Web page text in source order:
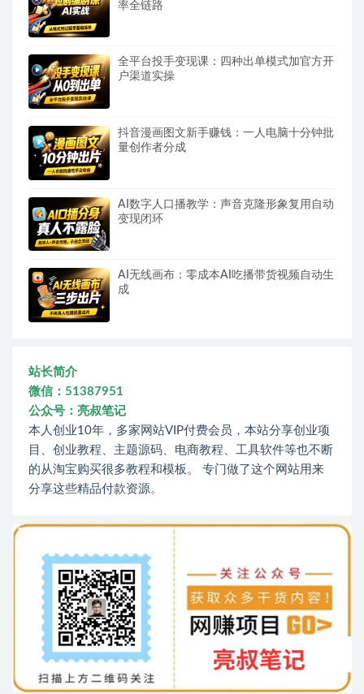
率全链路
全平台投手变现课：四种出单模式加官方开
户渠道实操
抖音漫画图文新手赚钱：一人电脑十分钟批
量创作者分成
AI数字人口播教学：声音克隆形象复用自动
变现闭环
AI无线画布：零成本AI吃播带货视频自动生
成
站长简介
微信：51387951
公众号：亮叔笔记
本人创业10年，多家网站VIP付费会员，本站分享创业项
目、创业教程、主题源码、电商教程、工具软件等也不断
的从淘宝购买很多教程和模板。 专门做了这个网站用来
分享这些精品付款资源。